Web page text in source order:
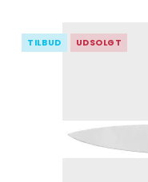
TILBUD UDSOLGT